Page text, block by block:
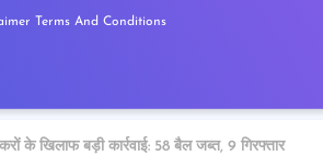
Terms And Conditions
के खिलाफ बड़ी कार्रवाई: 58 बैल जब्त, 9 गिरफ्तार